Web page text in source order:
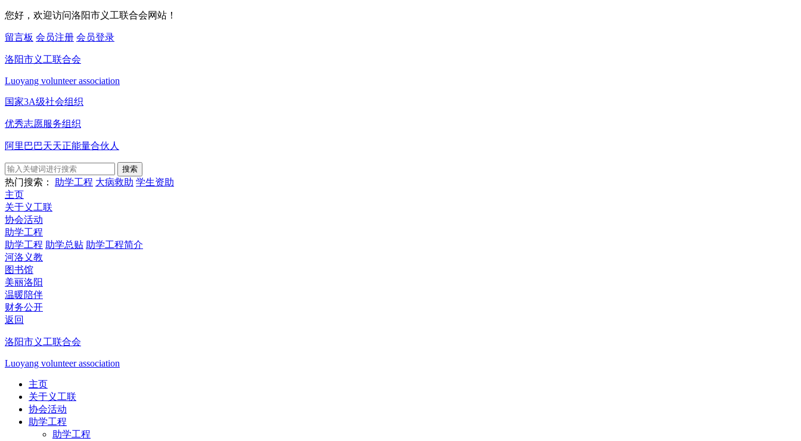
您好，欢迎访问洛阳市义工联合会网站！
留言板 会员注册 会员登录
洛阳市义工联合会
Luoyang volunteer association
国家3A级社会组织
优秀志愿服务组织
阿里巴巴天天正能量合伙人
搜索
热门搜索： 助学工程 大病救助 学生资助
主页
关于义工联
协会活动
助学工程
助学工程 助学总贴 助学工程简介
河洛义教
图书馆
美丽洛阳
温暖陪伴
财务公开
返回
洛阳市义工联合会
Luoyang volunteer association
主页
关于义工联
协会活动
助学工程
助学工程